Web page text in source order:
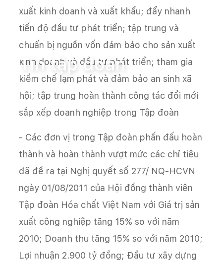
Trang chủ Tin tức
Tin tập đoàn
xuất kinh doanh và xuất khẩu; đẩy nhanh
tiến độ đầu tư phát triển; tập trung và
chuẩn bị nguồn vốn đảm bảo cho sản xuất
kinh doanh và đầu tư phát triển; tham gia
kiềm chế lạm phát và đảm bảo an sinh xã
hội; tập trung hoàn thành công tác đổi mới
sắp xếp doanh nghiệp trong Tập đoàn
- Các đơn vị trong Tập đoàn phấn đấu hoàn
thành và hoàn thành vượt mức các chỉ tiêu
đã đề ra tại Nghị quyết số 277/ NQ-HCVN
ngày 01/08/2011 của Hội đồng thành viên
Tập đoàn Hóa chất Việt Nam với Giá trị sản
xuất công nghiệp tăng 15% so với năm
2010; Doanh thu tăng 15% so với năm 2010;
Lợi nhuận 2.900 tỷ đồng; Đầu tư xây dựng